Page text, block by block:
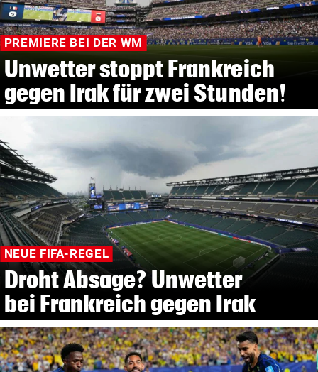
PREMIERE BEI DER WM
Unwetter stoppt Frankreich
gegen Irak für zwei Stunden!
NEUE FIFA-REGEL
Droht Absage? Unwetter
bei Frankreich gegen Irak